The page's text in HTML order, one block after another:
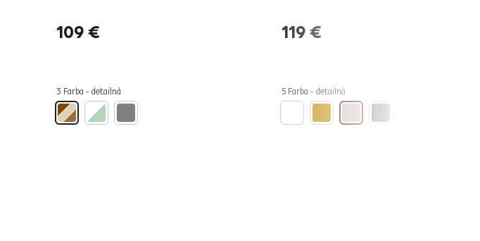
109 €
3 Farba - detailná
119 €
5 Farba - detailná